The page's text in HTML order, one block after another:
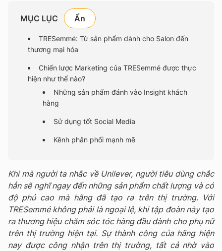
MỤC LỤC
TRESemmé: Từ sản phẩm dành cho Salon đến
thương mại hóa
Chiến lược Marketing của TRESemmé được thực
hiện như thế nào?
Những sản phẩm đánh vào Insight khách
hàng
Sử dụng tốt Social Media
Kênh phân phối mạnh mẽ
Khi mà người ta nhắc về Unilever, người tiêu dùng chắc
hẳn sẽ nghĩ ngay đến những sản phẩm chất lượng và có
độ phủ cao mà hãng đã tạo ra trên thị trường. Với
TRESemmé không phải là ngoại lệ, khi tập đoàn này tạo
ra thương hiệu chăm sóc tóc hàng đầu dành cho phụ nữ
trên thị trường hiện tại. Sự thành công của hãng hiện
nay được công nhận trên thị trường, tất cả nhờ vào